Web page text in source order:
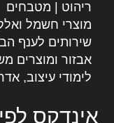
ריהוט | מטבחים
מוצרי חשמל
שירותים לענף
אבזור ומוצרים
לימודי עיצוב,
אינדקס